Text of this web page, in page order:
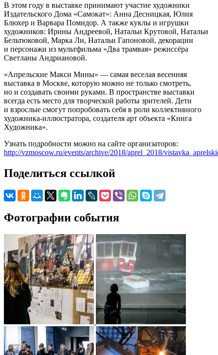
В этом году в выставке принимают участие художники
Издательского Дома «Самокат»: Анна Десницкая, Юлия
Блюхер и Варвара Помидор. А также куклы и игрушки
художников: Ирины Андреевой, Натальи Крутовой, Натальи
Бельтюковой, Марка Ли, Натальи Гапоновой, декорации
и персонажи из мультфильма «Два трамвая» режиссёра
Светланы Андриановой.
«Апрельские Макси Мины» — самая веселая весенняя
выставка в Москве, которую можно не только смотреть,
но и создавать своими руками. В пространстве выставки
всегда есть место для творческой работы зрителей. Дети
и взрослые смогут попробовать себя в роли коллективного
художника-иллюстратора, создателя арт объекта «Книга
Художника».
Узнать подробности можно на сайте организаторов:
http://vzmoscow.ru/events/archive/2018/aprel_2018/
Поделиться ссылкой
Фотографии события